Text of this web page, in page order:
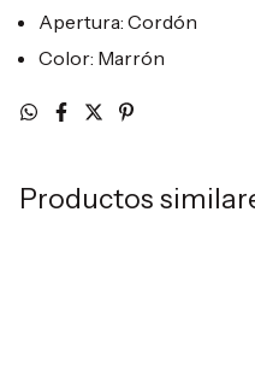
Apertura: Cordón
Color: Marrón
Productos